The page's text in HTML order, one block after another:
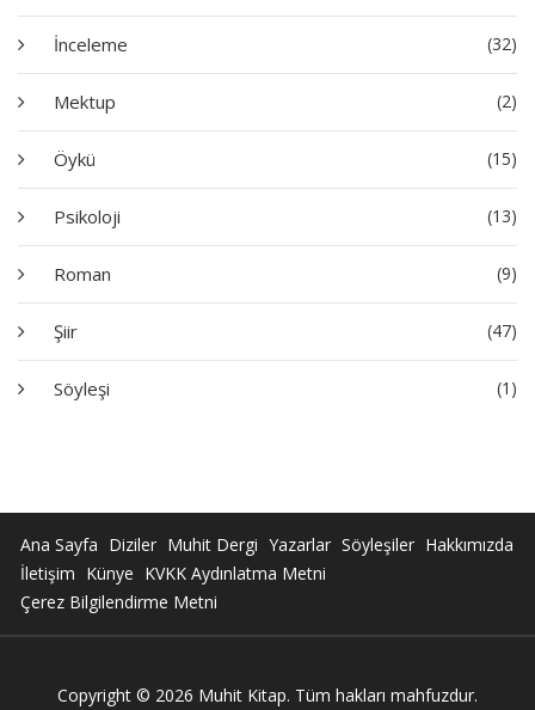
İnceleme (32)
Mektup (2)
Öykü (15)
Psikoloji (13)
Roman (9)
Şiir (47)
Söyleşi (1)
Ana Sayfa Diziler Muhit Dergi Yazarlar Söyleşiler Hakkımızda
İletişim Künye KVKK Aydınlatma Metni
Çerez Bilgilendirme Metni
Copyright © 2026 Muhit Kitap. Tüm hakları mahfuzdur.